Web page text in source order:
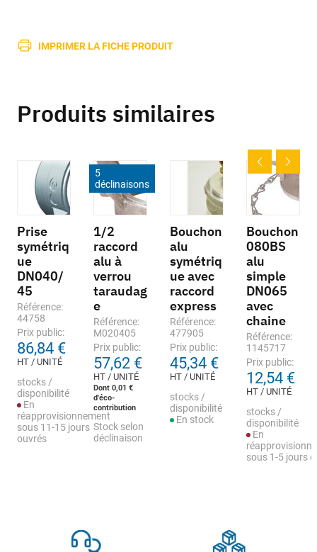
IMPRIMER LA FICHE PRODUIT
Produits similaires
Prise
symétriq
ue
DN040/
45
Référence:
44758
Prix public:
86,84 €
HT / UNITÉ
stocks /
disponibilité
En
réapprovisionnement
sous 11-15 jours
ouvrés
5
déclinaisons
1/2
raccord
alu à
verrou
taraudag
e
Référence:
M020405
Prix public:
57,62 €
HT / UNITÉ
Dont 0,01 €
d'éco-
contribution
Stock selon
déclinaison
Bouchon
alu
symétriq
ue avec
raccord
express
Référence:
477905
Prix public:
45,34 €
HT / UNITÉ
stocks /
disponibilité
En stock
Bouchon
080BS
alu
simple
DN065
avec
chaine
Référence:
1145717
Prix public:
12,54 €
HT / UNITÉ
stocks /
disponibilité
En
sous 1-5 jours